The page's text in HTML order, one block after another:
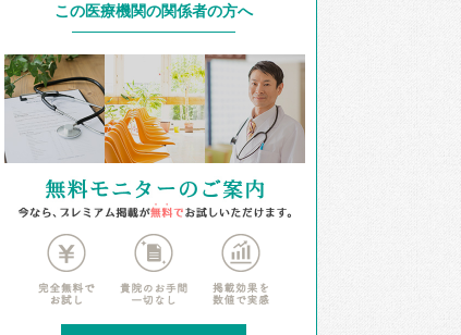
この医療機関の関係者の方へ